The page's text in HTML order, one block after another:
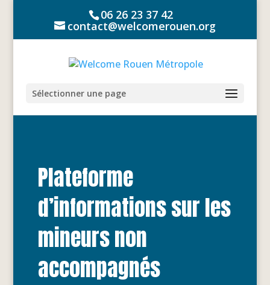
06 26 23 37 42
contact@welcomerouen.org
Sélectionner une page
Plateforme
d’informations sur les
mineurs non
accompagnés